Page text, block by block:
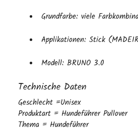
Grundfarbe: viele
Applikationen: Stick
Modell: BRUNO 3.0
Technische Daten
Geschlecht =Unisex
Produktart = Hundeführer Pullover
Thema = Hundeführer